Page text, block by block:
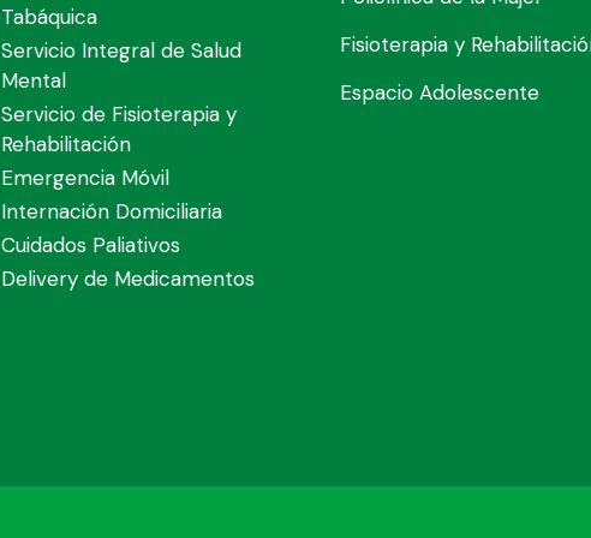
Tabáquica
Servicio Integral de Salud
Mental
Servicio de Fisioterapia y
Rehabilitación
Emergencia Móvil
Internación Domiciliaria
Cuidados Paliativos
Delivery de Medicamentos
Fisioterapia y
Espacio Adolescente